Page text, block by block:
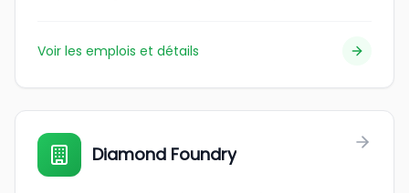
Voir les emplois et détails
Diamond Foundry